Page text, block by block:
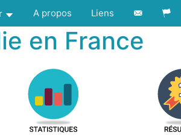
A propos Liens
en France